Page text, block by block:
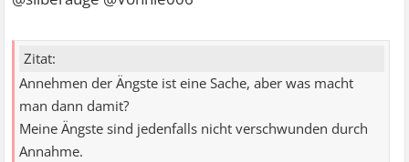
Zitat:
Annehmen der Ängste ist eine Sache, aber was macht
man dann damit?
Meine Ängste sind jedenfalls nicht verschwunden durch
Annahme.